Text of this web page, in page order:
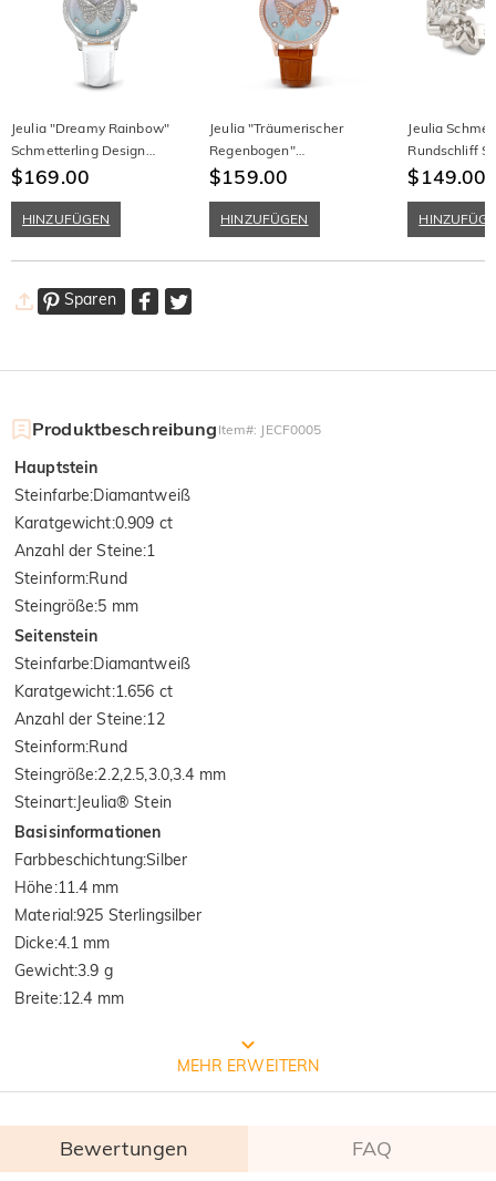
Jeulia "Dreamy Rainbow"
Schmetterling Design
Quarzuhr aus weißem
$169.00
HINZUFÜGEN
Jeulia "Träumerischer
Regenbogen"
Schmetterling Design
Leder mit Ombre-Zifferblatt
$159.00
HINZUFÜGEN
Jeulia
Rundschliff
Damen
$149.00
Sparen
Produktbeschreibung Item#: JECF0005
Hauptstein
Steinfarbe:Diamantweiß
Karatgewicht:0.909 ct
Anzahl der Steine:1
Steinform:Rund
Steingröße:5 mm
Seitenstein
Steinfarbe:Diamantweiß
Karatgewicht:1.656 ct
Anzahl der Steine:12
Steinform:Rund
Steingröße:2.2,2.5,3.0,3.4 mm
Steinart:Jeulia® Stein
Basisinformationen
Farbbeschichtung:Silber
Höhe:11.4 mm
Material:925 Sterlingsilber
Dicke:4.1 mm
Gewicht:3.9 g
Breite:12.4 mm
Prozess der Schmuckherstellung
MEHR ERWEITERN
Bewertungen FAQ